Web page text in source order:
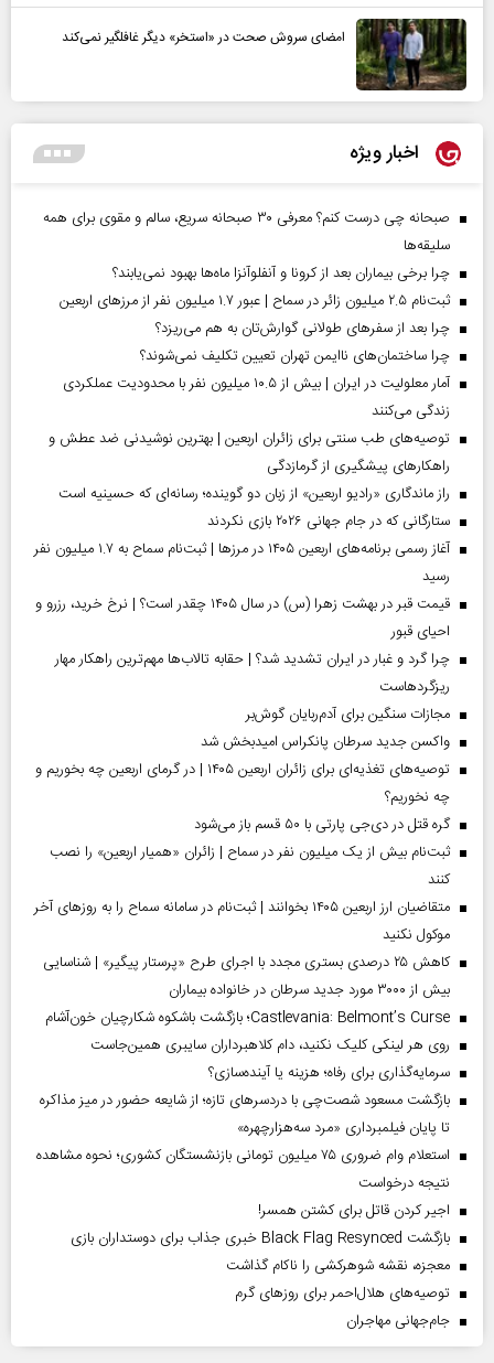
امضای سروش صحت در «استخر» دیگر غافلگیر نمی‌کند
اخبار ویژه
صبحانه چی درست کنم؟ معرفی ۳۰ صبحانه سریع، سالم و مقوی برای همه
سلیقه‌ها
چرا برخی بیماران بعد از کرونا و آنفلوآنزا ماه‌ها بهبود نمی‌یابند؟
ثبت‌نام ۲.۵ میلیون زائر در سماح | عبور ۱.۷ میلیون نفر از مرز‌های اربعین
چرا بعد از سفرهای طولانی گوارش‌تان به هم می‌ریزد؟
چرا ساختمان‌های ناایمن تهران تعیین تکلیف نمی‌شوند؟
آمار معلولیت در ایران | بیش از ۱۰.۵ میلیون نفر با محدودیت عملکردی
زندگی می‌کنند
توصیه‌های طب سنتی برای زائران اربعین | بهترین نوشیدنی ضد عطش و
راهکارهای پیشگیری از گرمازدگی
راز ماندگاری «رادیو اربعین» از زبان دو گوینده؛ رسانه‌ای که حسینیه است
ستارگانی که در جام جهانی ۲۰۲۶ بازی نکردند
آغاز رسمی برنامه‌های اربعین ۱۴۰۵ در مرز‌ها | ثبت‌نام سماح به ۱.۷ میلیون نفر
رسید
قیمت قبر در بهشت زهرا (س) در سال ۱۴۰۵ چقدر است؟ | نرخ خرید، رزرو و
احیای قبور
چرا گرد و غبار در ایران تشدید شد؟ | حقابه تالاب‌ها مهم‌ترین راهکار مهار
ریزگردهاست
مجازات سنگین برای آدم‌ربایان گوش‌بر
واکسن جدید سرطان پانکراس امیدبخش شد
توصیه‌های تغذیه‌ای برای زائران اربعین ۱۴۰۵ | در گرمای اربعین چه بخوریم و
چه نخوریم؟
گره قتل در دی‌جی پارتی با ۵۰ قسم باز می‌شود
ثبت‌نام بیش از یک میلیون نفر در سماح | زائران «همیار اربعین» را نصب
کنند
متقاضیان ارز اربعین ۱۴۰۵ بخوانند | ثبت‌نام در سامانه سماح را به روز‌های آخر
موکول نکنید
کاهش ۲۵ درصدی بستری مجدد با اجرای طرح «پرستار پیگیر» | شناسایی
بیش از ۳۰۰۰ مورد جدید سرطان در خانواده بیماران
Castlevania: Belmont’s Curse؛ بازگشت باشکوه شکارچیان خون‌آشام
روی هر لینکی کلیک نکنید، دام کلاهبرداران سایبری همین‌جاست
سرمایه‌گذاری برای رفاه؛ هزینه یا آینده‌سازی؟
بازگشت مسعود شصت‌چی با دردسر‌های تازه؛ از شایعه حضور در میز مذاکره
تا پایان فیلمبرداری «مرد سه‌هزارچهره»
استعلام وام ضروری ۷۵ میلیون تومانی بازنشستگان کشوری؛ نحوه مشاهده
نتیجه درخواست
اجیر کردن قاتل برای کشتن همسر!
بازگشت Black Flag Resynced خبری جذاب برای دوستداران بازی
معجزه، نقشه شوهرکشی را ناکام گذاشت
توصیه‌های هلال‌احمر برای روز‌های گرم
جام‌جهانی مهاجران